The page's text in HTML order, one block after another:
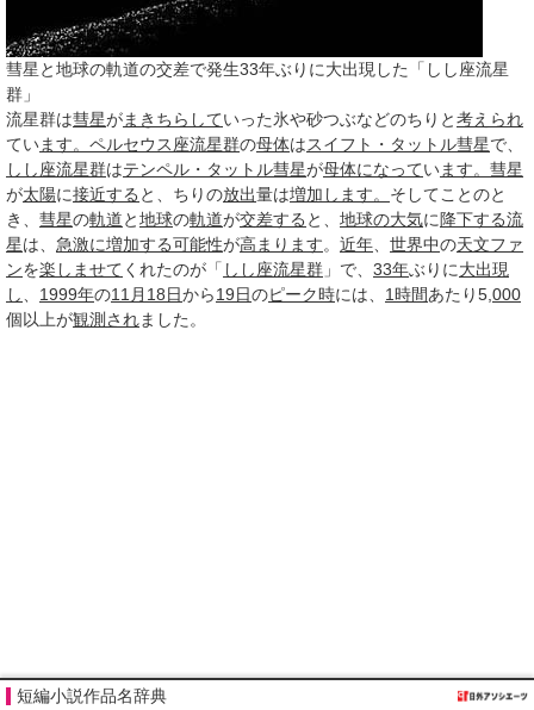
彗星と地球の軌道の交差で発生33年ぶりに大出現した「しし座流星
群」
流星群は彗星がまきちらしていった氷や砂つぶなどのちりと考えられ
ています。 ペルセウス座流星群の母体はスイフト・タットル彗星で、
しし座流星群はテンペル・タットル彗星が母体になっています。 彗星
が太陽に接近する と、ちりの放出量は増加し ます。 そしてことのと
き、 彗星の軌道と地球の軌道が交差する と、 地球の大気に 降下する流
星は、 急激に増加する可能性が高まります。 近年 世界中の天文ファ
ンを楽しませて くれたのが「 しし座流星群 」で、 33年ぶりに大出現
し
1999年の11月18日から19日のピーク時には、 1時間あたり5, 000
個以上が観測されました。
短編小説作品名辞典